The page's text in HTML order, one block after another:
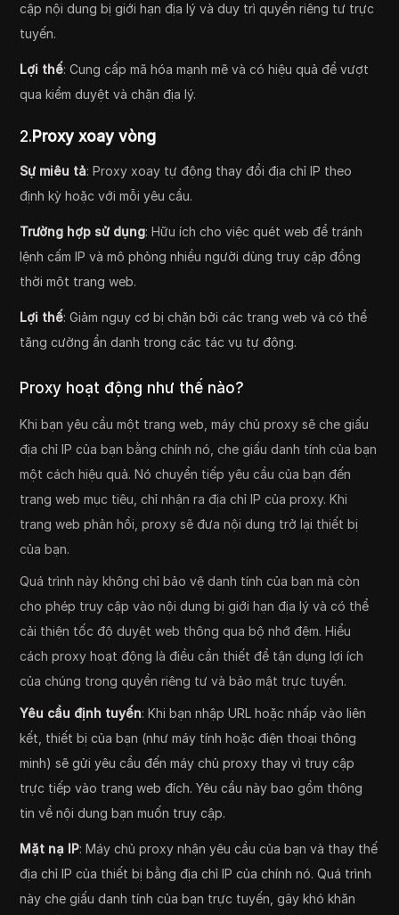
cập nội dung bị giới hạn địa lý và duy trì quyền riêng tư trực
tuyến.
Lợi thế: Cung cấp mã hóa mạnh mẽ và có hiệu quả để vượt
qua kiểm duyệt và chặn địa lý.
2. Proxy xoay vòng
Sự miêu tả: Proxy xoay tự động thay đổi địa chỉ IP theo
định kỳ hoặc với mỗi yêu cầu.
Trường hợp sử dụng: Hữu ích cho việc quét web để tránh
lệnh cấm IP và mô phỏng nhiều người dùng truy cập đồng
thời một trang web.
Lợi thế: Giảm nguy cơ bị chặn bởi các trang web và có thể
tăng cường ẩn danh trong các tác vụ tự động.
Proxy hoạt động như thế nào?
Khi bạn yêu cầu một trang web, máy chủ proxy sẽ che giấu
địa chỉ IP của bạn bằng chính nó, che giấu danh tính của bạn
một cách hiệu quả. Nó chuyển tiếp yêu cầu của bạn đến
trang web mục tiêu, chỉ nhận ra địa chỉ IP của proxy. Khi
trang web phản hồi, proxy sẽ đưa nội dung trở lại thiết bị
của bạn.
Quá trình này không chỉ bảo vệ danh tính của bạn mà còn
cho phép truy cập vào nội dung bị giới hạn địa lý và có thể
cải thiện tốc độ duyệt web thông qua bộ nhớ đệm. Hiểu
cách proxy hoạt động là điều cần thiết để tận dụng lợi ích
của chúng trong quyền riêng tư và bảo mật trực tuyến.
Yêu cầu định tuyến: Khi bạn nhập URL hoặc nhấp vào liên
kết, thiết bị của bạn (như máy tính hoặc điện thoại thông
minh) sẽ gửi yêu cầu đến máy chủ proxy thay vì truy cập
trực tiếp vào trang web đích. Yêu cầu này bao gồm thông
tin về nội dung bạn muốn truy cập.
Mặt nạ IP: Máy chủ proxy nhận yêu cầu của bạn và thay thế
địa chỉ IP của thiết bị bằng địa chỉ IP của chính nó. Quá trình
này che giấu danh tính của bạn trực tuyến, gây khó khăn